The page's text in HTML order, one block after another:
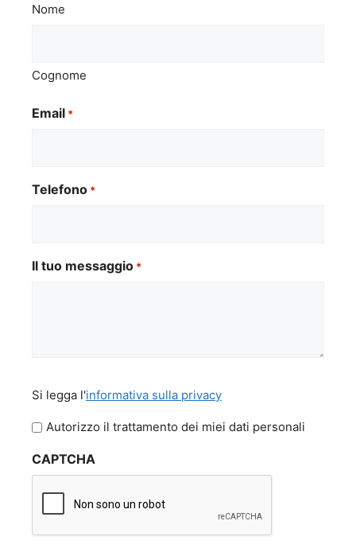
Nome
Cognome
Email *
Telefono *
Il tuo messaggio *
legga
l'informativa
privacy
Si legga l'informativa sulla privacy
Autorizzo il trattamento dei miei dati personali
CAPTCHA